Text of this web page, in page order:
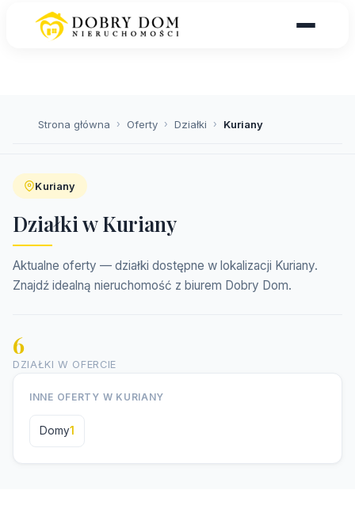
Strona główna › Oferty › Działki › Kuriany
Kuriany
Działki w Kuriany
Aktualne oferty — działki dostępne w lokalizacji Kuriany.
Znajdź idealną nieruchomość z biurem Dobry Dom.
6
DZIAŁKI W OFERCIE
INNE OFERTY W KURIANY
Domy1